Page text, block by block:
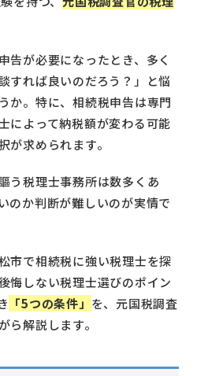
告が必要になったとき、多く
すれば良いのだろう？」と悩
か。特に、相続税申告は専門
によって納税額が変わる可能
が求められます。
う税理士事務所は数多くあ
のか判断が難しいのが実情で
市で相続税に強い税理士を探
悔しない税理士選びのポイン
「5つの条件」 を、元国税調査
ら解説します。